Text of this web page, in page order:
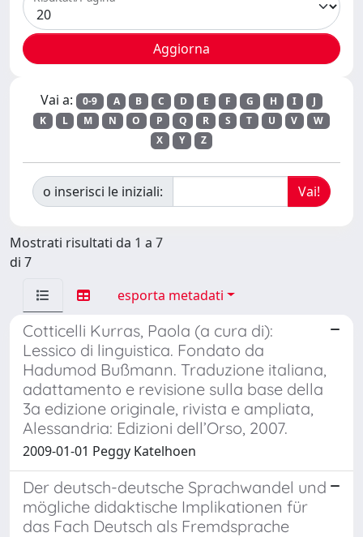
Vai a: 0-9 A B C D E F G H I
J
K
L M N O P Q R S T U V
W
X
Y Z
o inserisci le iniziali:
Mostrati risultati da 1 a 7
di 7
esporta metadati
Cotticelli Kurras, Paola (a cura di):
Lessico di linguistica. Fondato da
Hadumod Bußmann. Traduzione italiana,
adattamento e revisione sulla base della
3a edizione originale, rivista e ampliata,
Alessandria: Edizioni dell’Orso, 2007.
2009-01-01 Peggy Katelhoen
Der deutsch-deutsche Sprachwandel und
mögliche didaktische Implikationen für
das Fach Deutsch als Fremdsprache